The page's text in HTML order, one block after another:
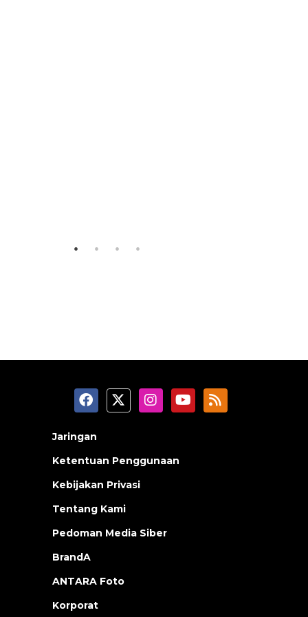
Jaringan
Ketentuan Penggunaan
Kebijakan Privasi
Tentang Kami
Pedoman Media Siber
BrandA
ANTARA Foto
Korporat